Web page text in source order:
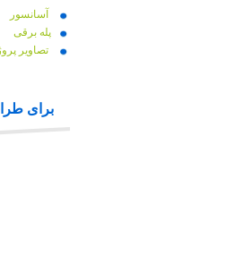
آسانسور
پله برقی
تصاویر
برای